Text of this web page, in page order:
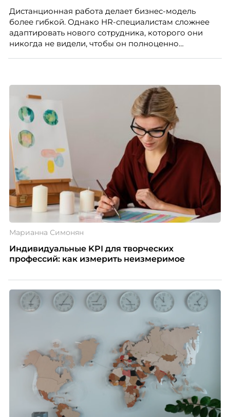
Дистанционная работа делает бизнес-модель
более гибкой. Однако HR-специалистам сложнее
адаптировать нового сотрудника, которого они
никогда не видели, чтобы он полноценно
Марианна Симонян
Индивидуальные KPI для творческих
профессий: как измерить неизмеримое